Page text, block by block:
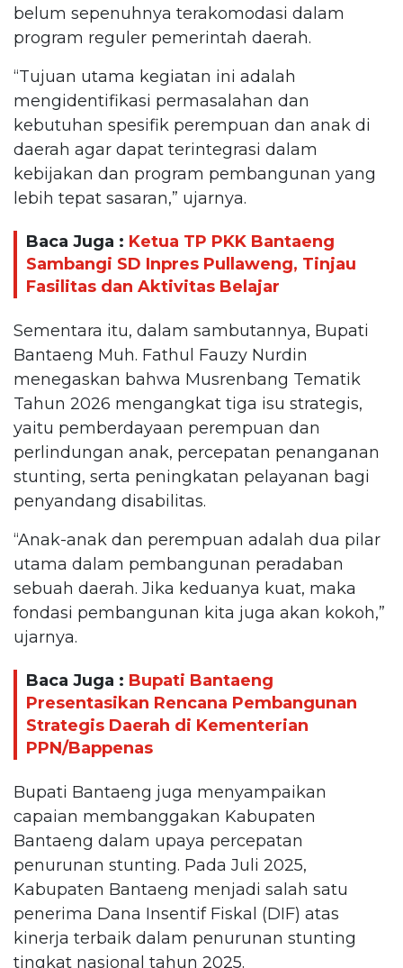
belum sepenuhnya terakomodasi dalam
program reguler pemerintah daerah.
“Tujuan utama kegiatan ini adalah
mengidentifikasi permasalahan dan
kebutuhan spesifik perempuan dan anak di
daerah agar dapat terintegrasi dalam
kebijakan dan program pembangunan yang
lebih tepat sasaran,” ujarnya.
Baca Juga : Ketua TP PKK Bantaeng
Sambangi SD Inpres Pullaweng, Tinjau
Fasilitas dan Aktivitas Belajar
Sementara itu, dalam sambutannya, Bupati
Bantaeng Muh. Fathul Fauzy Nurdin
menegaskan bahwa Musrenbang Tematik
Tahun 2026 mengangkat tiga isu strategis,
yaitu pemberdayaan perempuan dan
perlindungan anak, percepatan penanganan
stunting, serta peningkatan pelayanan bagi
penyandang disabilitas.
“Anak-anak dan perempuan adalah dua pilar
utama dalam pembangunan peradaban
sebuah daerah. Jika keduanya kuat, maka
fondasi pembangunan kita juga akan kokoh,”
ujarnya.
Baca Juga : Bupati Bantaeng
Presentasikan Rencana Pembangunan
Strategis Daerah di Kementerian
PPN/Bappenas
Bupati Bantaeng juga menyampaikan
capaian membanggakan Kabupaten
Bantaeng dalam upaya percepatan
penurunan stunting. Pada Juli 2025,
Kabupaten Bantaeng menjadi salah satu
penerima Dana Insentif Fiskal (DIF) atas
kinerja terbaik dalam penurunan stunting
tingkat nasional tahun 2025.